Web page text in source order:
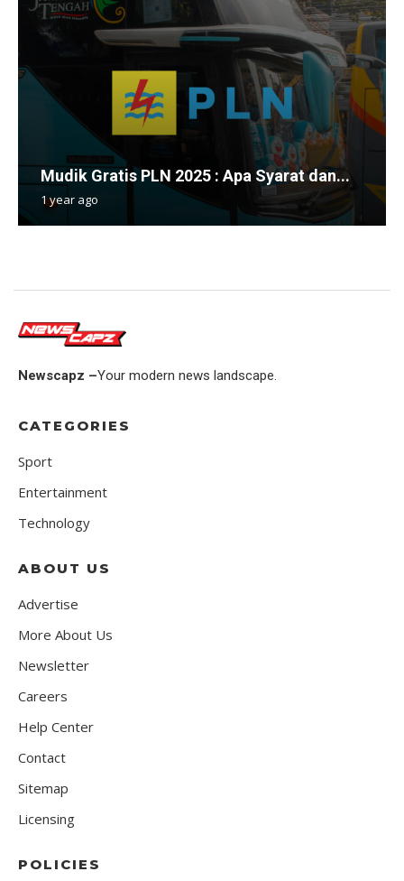
Mudik Gratis PLN 2025 : Apa Syarat dan...
1 year ago
Newscapz –Your modern news landscape.
CATEGORIES
Sport
Entertainment
Technology
ABOUT US
Advertise
More About Us
Newsletter
Careers
Help Center
Contact
Sitemap
Licensing
POLICIES